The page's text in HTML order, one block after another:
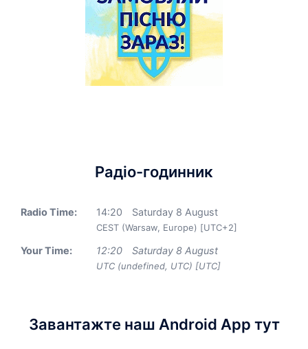
Радіо-годинник
Radio Time: 14:20 Saturday 8 August
CEST (Warsaw, Europe) [UTC+2]
Your Time: 12:20 Saturday 8 August
UTC (undefined, UTC) [UTC]
Завантажте наш Android App тут